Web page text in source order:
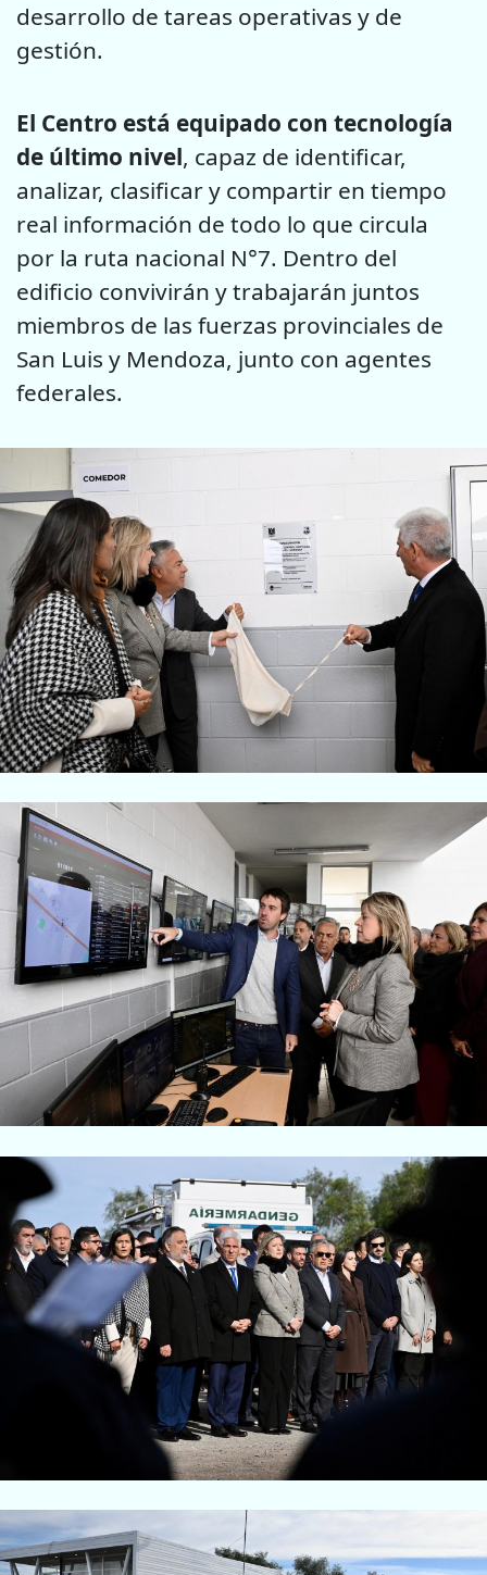
desarrollo de tareas operativas y de
gestión.
El Centro está equipado con tecnología
de último nivel, capaz de identificar,
analizar, clasificar y compartir en tiempo
real información de todo lo que circula
por la ruta nacional N°7. Dentro del
edificio convivirán y trabajarán juntos
miembros de las fuerzas provinciales de
San Luis y Mendoza, junto con agentes
federales.